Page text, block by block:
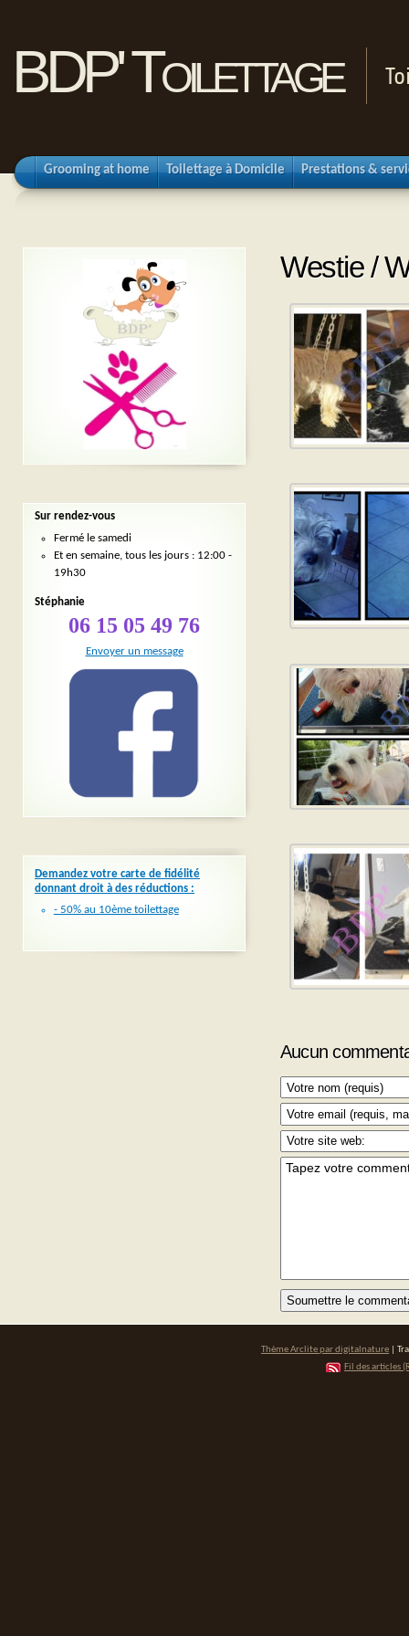
BDP' Toilettage
Grooming at home Toilettage à Domicile Prestations &
Westie /
Aucun
Sur rendez-vous
Fermé le samedi
Et en semaine, tous les jours : 12:00 -
19h30
Stéphanie
06 15 05 49 76
Envoyer un message
Demandez votre carte de fidélité
donnant droit à des réductions :
- 50% au 10ème toilettage
Thème Arclite pardigitalnature |
Fil des articles